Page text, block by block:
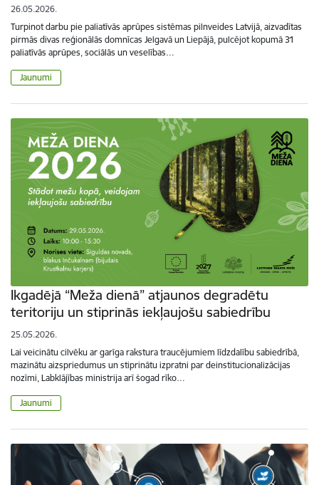
26.05.2026.
Turpinot darbu pie paliatīvās aprūpes sistēmas pilnveides Latvijā, aizvadītas
pirmās divas reģionālās domnīcas Jelgavā un Liepājā, pulcējot kopumā 31
paliatīvās aprūpes, sociālās un veselības…
Jaunumi
Ikgadējā “Meža dienā” atjaunos degradētu
teritoriju un stiprinās iekļaujošu sabiedrību
25.05.2026.
Lai veicinātu cilvēku ar garīga rakstura traucējumiem līdzdalību sabiedrībā,
mazinātu aizspriedumus un stiprinātu izpratni par deinstitucionalizācijas
nozīmi, Labklājības ministrija arī šogad rīko…
Jaunumi